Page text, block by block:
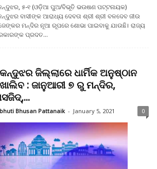
୫-୧ (ଓଡ଼ିଆ ପୁଅ/ବିଭୂତି ଭଊଷଣ ପଟ୍ଟନାୟକ)
ବାସୀଙ୍କ ଆରାଧ୍ୟ ଦେବତା ଶ୍ରୀ ଶ୍ରୀ ବଳଦେବ ଜୀଉ
ମନ୍ଦିର ନୂଆ ରୂପରେ ଶୋଭା ପାଇବାକୁ ଯାଉଛି। ରାଜ୍ୟ
ପ୍ରଦତ...
ଜିଲ୍ଲାରେ ଧାର୍ମିକ ଅନୁଷ୍ଠାନ
: ଜାନୁଆରୀ ୭ ରୁ ମନ୍ଦିର,
Bhusan Pattanaik - January 5, 2021 0